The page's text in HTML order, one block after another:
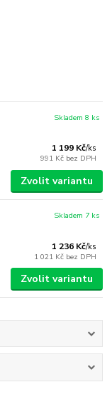
1 199 Kč/ks
991 Kč bez DPH
Skladem 8 ks
Zvolit variantu
1 236 Kč/ks
1 021 Kč bez DPH
Skladem 7 ks
Zvolit variantu